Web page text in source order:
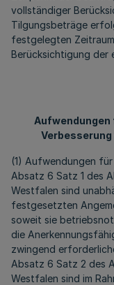
vollständiger
Tilgungsbeträge
festgelegten
Berücksichtigung der
(1) Aufwendungen
Absatz 6 Satz 1 des
Westfalen sind
festgesetzten
soweit sie
die
zwingend
Absatz 6 Satz 2 des
Westfalen sind im